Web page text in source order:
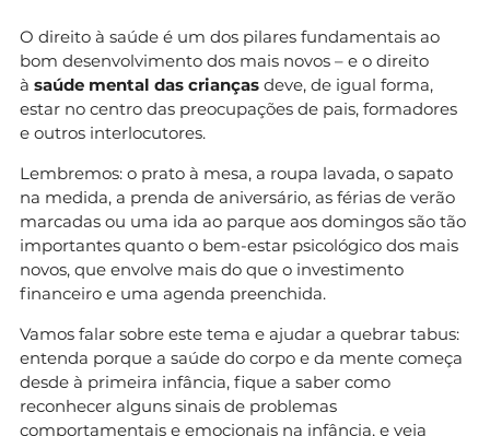
O direito à saúde é um dos pilares fundamentais ao
bom desenvolvimento dos mais novos – e o direito
à saúde mental das crianças deve, de igual forma,
estar no centro das preocupações de pais, formadores
e outros interlocutores.
Lembremos: o prato à mesa, a roupa lavada, o sapato
na medida, a prenda de aniversário, as férias de verão
marcadas ou uma ida ao parque aos domingos são tão
importantes quanto o bem-estar psicológico dos mais
novos, que envolve mais do que o investimento
financeiro e uma agenda preenchida.
Vamos falar sobre este tema e ajudar a quebrar tabus:
entenda porque a saúde do corpo e da mente começa
desde à primeira infância, fique a saber como
reconhecer alguns sinais de problemas
comportamentais e emocionais na infância, e veja